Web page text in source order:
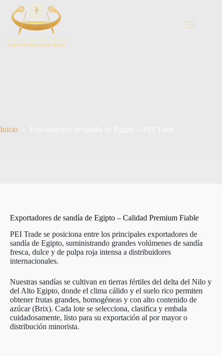
contenido
Inicio
Exportadores de sandía de Egipto – Calidad Premium Fiable
PEI Trade se posiciona entre los principales exportadores de
sandía de Egipto, suministrando grandes volúmenes de sandía
fresca, dulce y de pulpa roja intensa a distribuidores
internacionales.
Nuestras sandías se cultivan en tierras fértiles del delta del Nilo y
del Alto Egipto, donde el clima cálido y el suelo rico permiten
obtener frutas grandes, homogéneas y con alto contenido de
azúcar (Brix). Cada lote se selecciona, clasifica y embala
cuidadosamente, listo para su exportación al por mayor o
distribución minorista.